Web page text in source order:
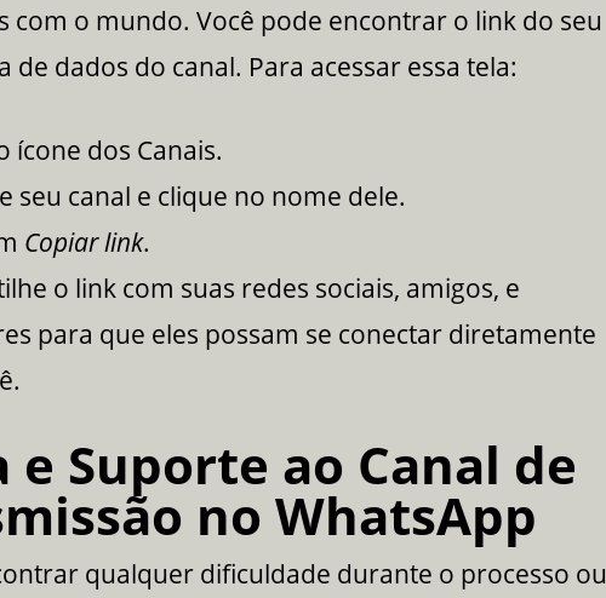
com o mundo. Você pode encontrar o link do seu
de dados do canal. Para acessar essa tela:
ícone dos Canais.
seu canal e clique no nome dele.
Copiar link.
o link com suas redes sociais, amigos, e
para que eles possam se conectar diretamente
e Suporte ao Canal de
no WhatsApp
qualquer dificuldade durante o processo ou